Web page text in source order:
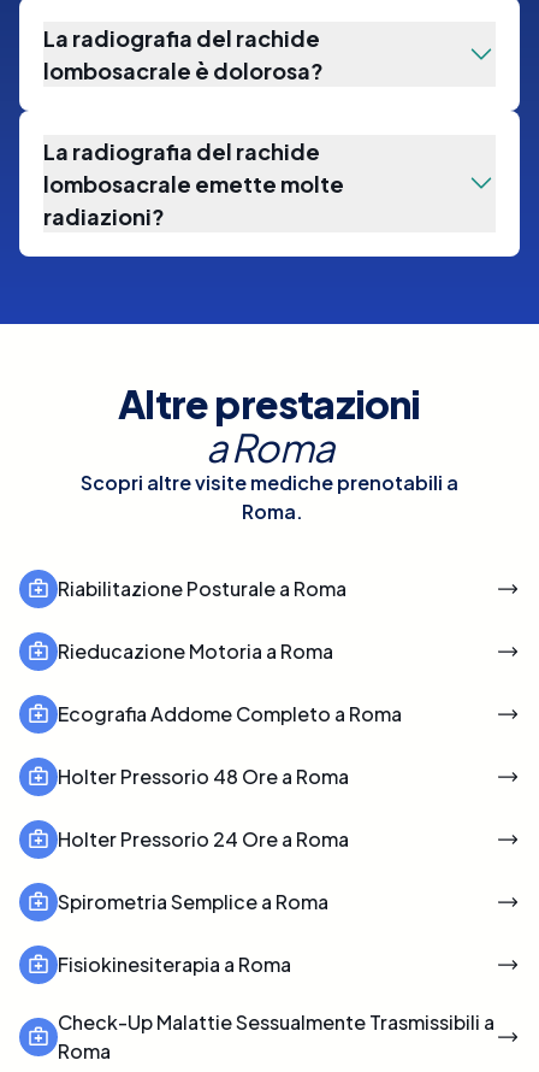
La radiografia del rachide
lombosacrale è dolorosa?
La radiografia del rachide
lombosacrale emette molte
radiazioni?
Altre prestazioni
aRoma
Scopri altre visite mediche prenotabili a
Roma.
Riabilitazione Posturale a Roma
Rieducazione Motoria a Roma
Ecografia Addome Completo a Roma
Holter Pressorio 48 Ore a Roma
Holter Pressorio 24 Ore a Roma
Spirometria Semplice a Roma
Fisiokinesiterapia a Roma
Check-Up Malattie Sessualmente Trasmissibili a
Roma